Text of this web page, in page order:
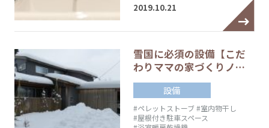
2019.10.21
雪国に必須の設備【こだ
わりママの家づくりノ…
設備
#ペレットストーブ#室内物干し
#屋根付き駐車スペース